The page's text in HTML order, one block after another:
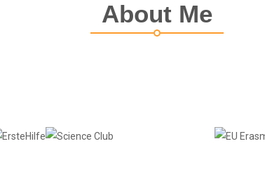
About Me